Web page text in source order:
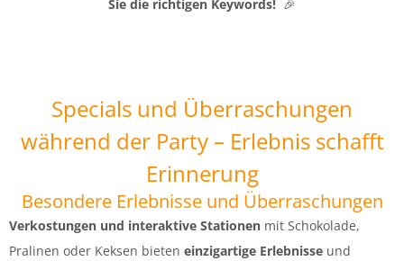
Sie die richtigen Keywords! 🎉
Specials und Überraschungen
während der Party – Erlebnis schafft
Erinnerung
Besondere Erlebnisse und Überraschungen
Verkostungen und interaktive Stationen mit Schokolade,
Pralinen oder Keksen bieten einzigartige Erlebnisse und